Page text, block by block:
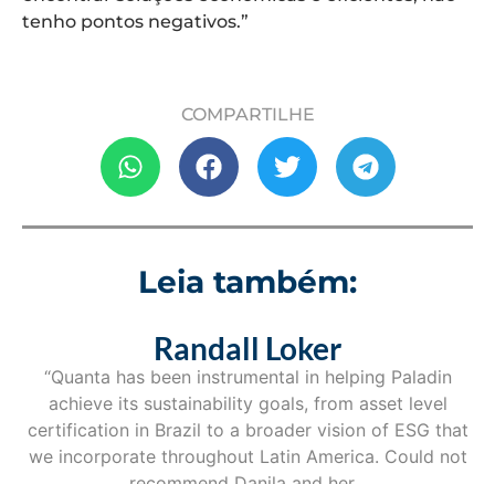
tenho pontos negativos.”
COMPARTILHE
Leia também:
Randall Loker
“Quanta has been instrumental in helping Paladin
achieve its sustainability goals, from asset level
certification in Brazil to a broader vision of ESG that
we incorporate throughout Latin America. Could not